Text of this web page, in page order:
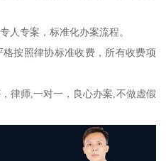
人专案，标准化办案流程。
按照律协标准收费，所有收费项
律师,一对一，良心办案,不做虚假